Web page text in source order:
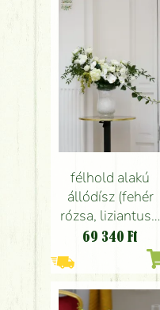
félhold alakú
állódísz (fehér
rózsa, liziantusz,
orchidea) esküvő
69 340 Ft